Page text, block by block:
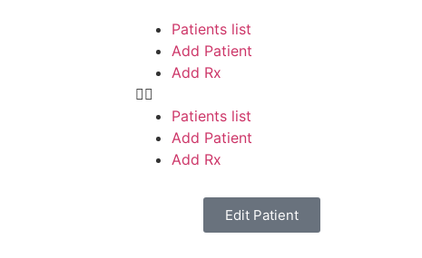
Patients list
Add Patient
Add Rx
Patients list
Add Patient
Add Rx
Edit Patient